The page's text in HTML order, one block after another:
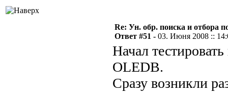
Re: Ун. обр. поиска и отбора
Ответ #51 - 03. Июня 2008 ::
Начал
OLEDB.
Сразу возникли